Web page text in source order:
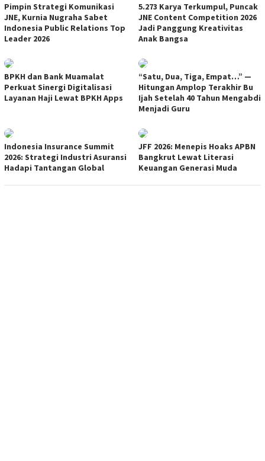
Pimpin Strategi Komunikasi
JNE, Kurnia Nugraha Sabet
Indonesia Public Relations Top
Leader 2026
5.273 Karya Terkumpul, Puncak
JNE Content Competition 2026
Jadi Panggung Kreativitas
Anak Bangsa
BPKH dan Bank Muamalat
Perkuat Sinergi Digitalisasi
Layanan Haji Lewat BPKH Apps
“Satu, Dua, Tiga, Empat…” —
Hitungan Amplop Terakhir Bu
Ijah Setelah 40 Tahun Mengabdi
Menjadi Guru
Indonesia Insurance Summit
2026: Strategi Industri Asuransi
Hadapi Tantangan Global
JFF 2026: Menepis Hoaks APBN
Bangkrut Lewat Literasi
Keuangan Generasi Muda